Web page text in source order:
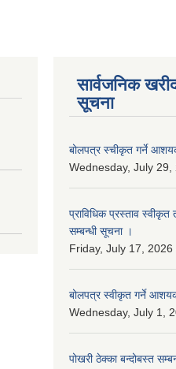
सार्वजनिक
सूचना
बोलपत्र स्चीकृत गर्ने
Wednesday, July
प्राविधिक प्रस्ताव
सम्बन्धी सूचना ।
Friday, July 17, 2026
बोलपत्र स्वीकृत गर्ने
Wednesday, July 1,
पोखरी ठेक्का बन्दोबस्त